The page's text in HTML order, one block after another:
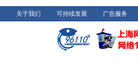
关于我们 可持续发展 广告服务